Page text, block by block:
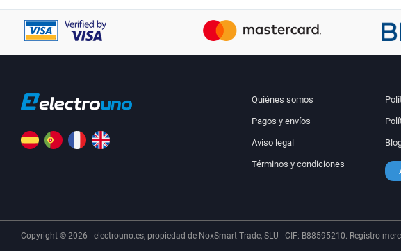
Quiénes somos
Pagos y envíos
Aviso legal
Términos y condiciones
Copyright © 2026 - electrouno.es, propiedad de NoxSmart Trade, SLU - CIF: B88595210. Registro